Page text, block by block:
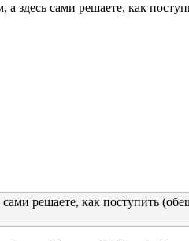
сами решаете, как
решаете, как поступить